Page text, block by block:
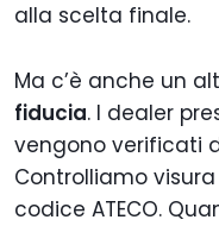
alla scelta finale.
Ma c’è anche un
fiducia. I dealer
vengono verificati
Controlliamo
codice ATECO.